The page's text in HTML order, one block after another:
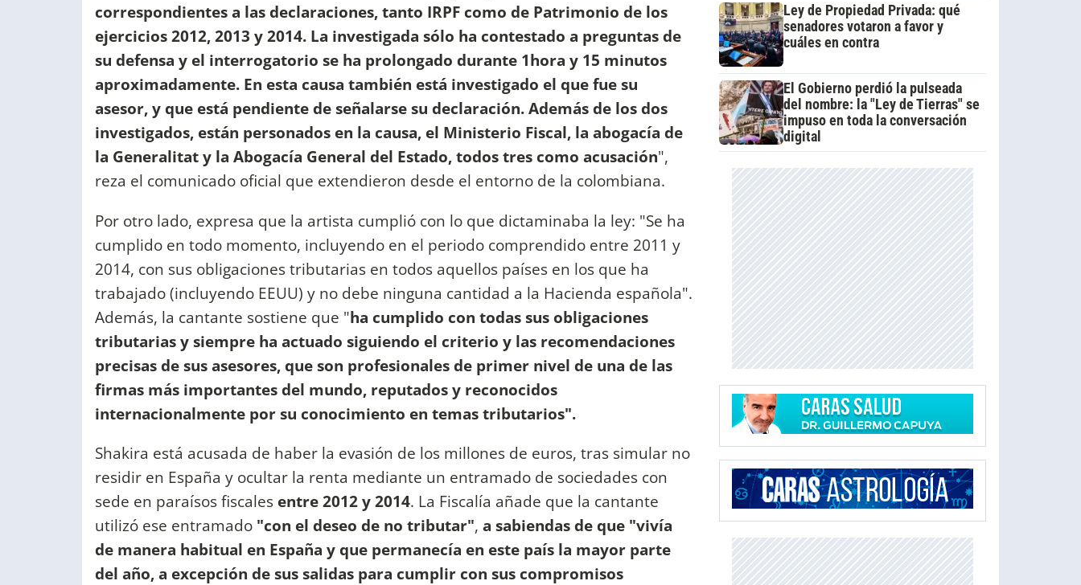
correspondientes a las declaraciones, tanto IRPF como de Patrimonio de los
ejercicios 2012, 2013 y 2014. La investigada sólo ha contestado a preguntas de
su defensa y el interrogatorio se ha prolongado durante 1hora y 15 minutos
aproximadamente. En esta causa también está investigado el que fue su
asesor, y que está pendiente de señalarse su declaración. Además de los dos
investigados, están personados en la causa, el Ministerio Fiscal, la abogacía de
la Generalitat y la Abogacía General del Estado, todos tres como acusación",
reza el comunicado oficial que extendieron desde el entorno de la colombiana.
Por otro lado, expresa que la artista cumplió con lo que dictaminaba la ley: "Se ha
cumplido en todo momento, incluyendo en el periodo comprendido entre 2011 y
2014, con sus obligaciones tributarias en todos aquellos países en los que ha
trabajado (incluyendo EEUU) y no debe ninguna cantidad a la Hacienda española".
Además, la cantante sostiene que "ha cumplido con todas sus obligaciones
tributarias y siempre ha actuado siguiendo el criterio y las recomendaciones
precisas de sus asesores, que son profesionales de primer nivel de una de las
firmas más importantes del mundo, reputados y reconocidos
internacionalmente por su conocimiento en temas tributarios".
Shakira está acusada de haber la evasión de los millones de euros, tras simular no
residir en España y ocultar la renta mediante un entramado de sociedades con
sede en paraísos fiscales entre 2012 y 2014. La Fiscalía añade que la cantante
utilizó ese entramado "con el deseo de no tributar", a sabiendas de que "vivía
de manera habitual en España y que permanecía en este país la mayor parte
del año, a excepción de sus salidas para cumplir con sus compromisos
Ley de Propiedad Privada: qué
senadores votaron a favor y
cuáles en contra
El Gobierno perdió la pulseada
del nombre: la "Ley de Tierras" se
impuso en toda la conversación
digital